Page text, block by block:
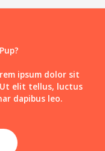
ipsum dolor sit
elit tellus, luctus
dapibus leo.